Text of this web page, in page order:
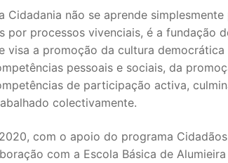
Cidadania não se aprende
por processos vivenciais, é a fundação
visa a promoção da cultura
pessoais e sociais, da
de participação activa,
colectivamente.
com o apoio do programa
com a Escola Básica de